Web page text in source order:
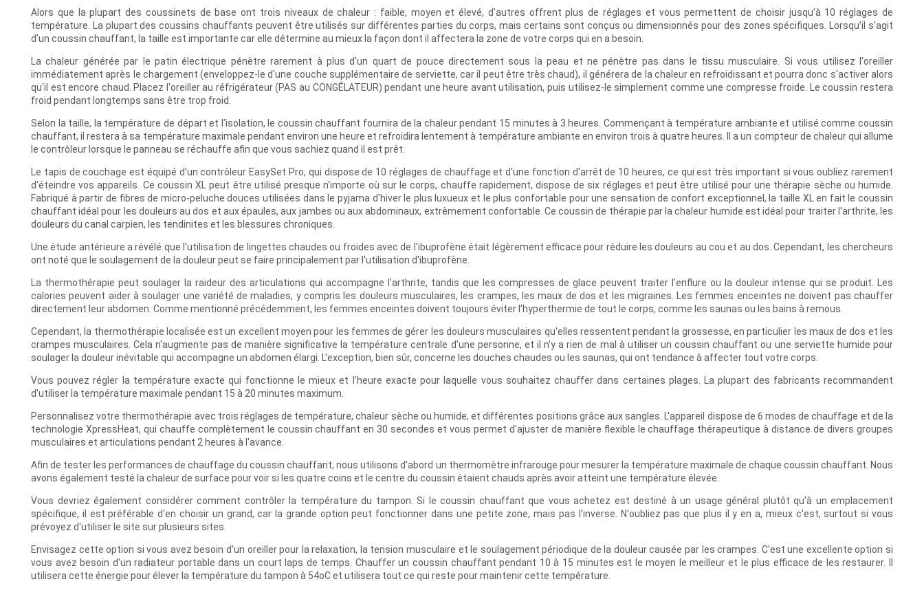
Alors que la plupart des coussinets de base ont trois niveaux de chaleur : faible, moyen et élevé, d'autres offrent plus de réglages et vous permettent de choisir jusqu'à 10 réglages de
température. La plupart des coussins chauffants peuvent être utilisés sur différentes parties du corps, mais certains sont conçus ou dimensionnés pour des zones spécifiques. Lorsqu'il s'agit
d'un coussin chauffant, la taille est importante car elle détermine au mieux la façon dont il affectera la zone de votre corps qui en a besoin.
La chaleur générée par le patin électrique pénètre rarement à plus d'un quart de pouce directement sous la peau et ne pénètre pas dans le tissu musculaire. Si vous utilisez l'oreiller
immédiatement après le chargement (enveloppez-le d'une couche supplémentaire de serviette, car il peut être très chaud), il générera de la chaleur en refroidissant et pourra donc s'activer alors
qu'il est encore chaud. Placez l'oreiller au réfrigérateur (PAS au CONGÉLATEUR) pendant une heure avant utilisation, puis utilisez-le simplement comme une compresse froide. Le coussin restera
froid pendant longtemps sans être trop froid.
Selon la taille, la température de départ et l'isolation, le coussin chauffant fournira de la chaleur pendant 15 minutes à 3 heures. Commençant à température ambiante et utilisé comme coussin
chauffant, il restera à sa température maximale pendant environ une heure et refroidira lentement à température ambiante en environ trois à quatre heures. Il a un compteur de chaleur qui allume
le contrôleur lorsque le panneau se réchauffe afin que vous sachiez quand il est prêt.
Le tapis de couchage est équipé d'un contrôleur EasySet Pro, qui dispose de 10 réglages de chauffage et d'une fonction d'arrêt de 10 heures, ce qui est très important si vous oubliez rarement
d'éteindre vos appareils. Ce coussin XL peut être utilisé presque n'importe où sur le corps, chauffe rapidement, dispose de six réglages et peut être utilisé pour une thérapie sèche ou humide.
Fabriqué à partir de fibres de micro-peluche douces utilisées dans le pyjama d'hiver le plus luxueux et le plus confortable pour une sensation de confort exceptionnel, la taille XL en fait le coussin
chauffant idéal pour les douleurs au dos et aux épaules, aux jambes ou aux abdominaux, extrêmement confortable. Ce coussin de thérapie par la chaleur humide est idéal pour traiter l'arthrite, les
douleurs du canal carpien, les tendinites et les blessures chroniques.
Une étude antérieure a révélé que l'utilisation de lingettes chaudes ou froides avec de l'ibuprofène était légèrement efficace pour réduire les douleurs au cou et au dos. Cependant, les chercheurs
ont noté que le soulagement de la douleur peut se faire principalement par l'utilisation d'ibuprofène.
La thermothérapie peut soulager la raideur des articulations qui accompagne l'arthrite, tandis que les compresses de glace peuvent traiter l'enflure ou la douleur intense qui se produit. Les
calories peuvent aider à soulager une variété de maladies, y compris les douleurs musculaires, les crampes, les maux de dos et les migraines. Les femmes enceintes ne doivent pas chauffer
directement leur abdomen. Comme mentionné précédemment, les femmes enceintes doivent toujours éviter l'hyperthermie de tout le corps, comme les saunas ou les bains à remous.
Cependant, la thermothérapie localisée est un excellent moyen pour les femmes de gérer les douleurs musculaires qu'elles ressentent pendant la grossesse, en particulier les maux de dos et les
crampes musculaires. Cela n'augmente pas de manière significative la température centrale d'une personne, et il n'y a rien de mal à utiliser un coussin chauffant ou une serviette humide pour
soulager la douleur inévitable qui accompagne un abdomen élargi. L'exception, bien sûr, concerne les douches chaudes ou les saunas, qui ont tendance à affecter tout votre corps.
Vous pouvez régler la température exacte qui fonctionne le mieux et l'heure exacte pour laquelle vous souhaitez chauffer dans certaines plages. La plupart des fabricants recommandent
d'utiliser la température maximale pendant 15 à 20 minutes maximum.
Personnalisez votre thermothérapie avec trois réglages de température, chaleur sèche ou humide, et différentes positions grâce aux sangles. L'appareil dispose de 6 modes de chauffage et de la
technologie XpressHeat, qui chauffe complètement le coussin chauffant en 30 secondes et vous permet d'ajuster de manière flexible le chauffage thérapeutique à distance de divers groupes
musculaires et articulations pendant 2 heures à l'avance.
Afin de tester les performances de chauffage du coussin chauffant, nous utilisons d'abord un thermomètre infrarouge pour mesurer la température maximale de chaque coussin chauffant. Nous
avons également testé la chaleur de surface pour voir si les quatre coins et le centre du coussin étaient chauds après avoir atteint une température élevée.
Vous devriez également considérer comment contrôler la température du tampon. Si le coussin chauffant que vous achetez est destiné à un usage général plutôt qu'à un emplacement
spécifique, il est préférable d'en choisir un grand, car la grande option peut fonctionner dans une petite zone, mais pas l'inverse. N'oubliez pas que plus il y en a, mieux c'est, surtout si vous
prévoyez d'utiliser le site sur plusieurs sites.
Envisagez cette option si vous avez besoin d'un oreiller pour la relaxation, la tension musculaire et le soulagement périodique de la douleur causée par les crampes. C'est une excellente option si
vous avez besoin d'un radiateur portable dans un court laps de temps. Chauffer un coussin chauffant pendant 10 à 15 minutes est le moyen le meilleur et le plus efficace de les restaurer. Il
utilisera cette énergie pour élever la température du tampon à 54oC et utilisera tout ce qui reste pour maintenir cette température.